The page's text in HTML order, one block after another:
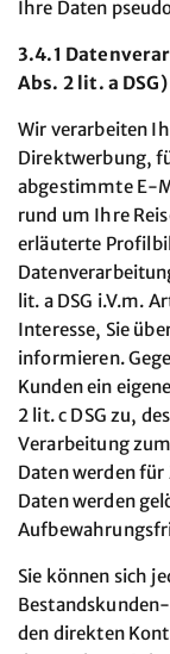
Ihre Daten
3.4.1
Abs. 2 lit. a DSG)
Wir verarbeiten
Direktwerbung,
abgestimmte E-
rund um Ihre
erläuterte
lit. a DSG i.V.m.
Interesse, Sie
informieren.
Kunden ein
2 lit. c DSG zu,
Verarbeitung
Daten werden für
Daten werden
Sie können sich
den direkten